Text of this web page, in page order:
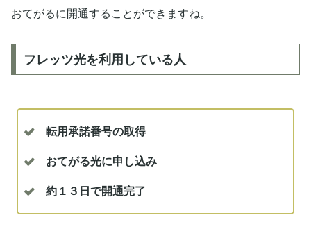
おてがるに開通することができますね。
フレッツ光を利用している人
転用承諾番号の取得
おてがる光に申し込み
約１３日で開通完了